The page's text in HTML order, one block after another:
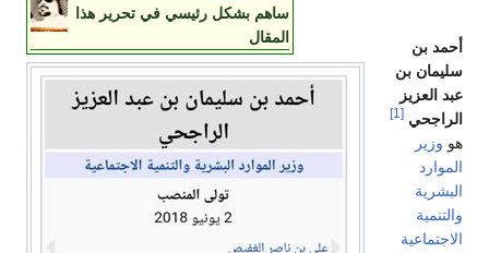
ساهم بشكل رئيسي في تحرير هذا
المقال
أحمد بن
سليمان بن
عبد العزيز
الراجحي [1]
هو وزير
الموارد
البشرية
والتنمية
الاجتماعية